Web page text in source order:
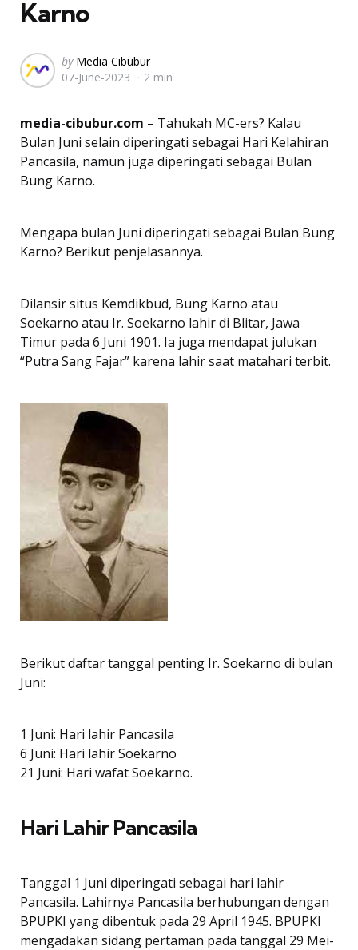
Karno
Posted
by
by Media Cibubur
07-June-2023
2 min
media-cibubur.com – Tahukah MC-ers? Kalau
Bulan Juni selain diperingati sebagai Hari Kelahiran
Pancasila, namun juga diperingati sebagai Bulan
Bung Karno.
Mengapa bulan Juni diperingati sebagai Bulan Bung
Karno? Berikut penjelasannya.
Dilansir situs Kemdikbud, Bung Karno atau
Soekarno atau Ir. Soekarno lahir di Blitar, Jawa
Timur pada 6 Juni 1901. Ia juga mendapat julukan
“Putra Sang Fajar” karena lahir saat matahari terbit.
Berikut daftar tanggal penting Ir. Soekarno di bulan
Juni:
1 Juni: Hari lahir Pancasila
6 Juni: Hari lahir Soekarno
21 Juni: Hari wafat Soekarno.
Hari Lahir Pancasila
Tanggal 1 Juni diperingati sebagai hari lahir
Pancasila. Lahirnya Pancasila berhubungan dengan
BPUPKI yang dibentuk pada 29 April 1945. BPUPKI
mengadakan sidang pertaman pada tanggal 29 Mei-